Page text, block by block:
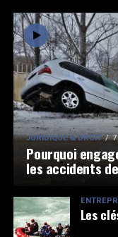
JURIDIQUE & DROIT
Pourquoi
les accidents
Les